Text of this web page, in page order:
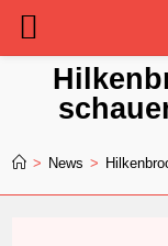
> News >